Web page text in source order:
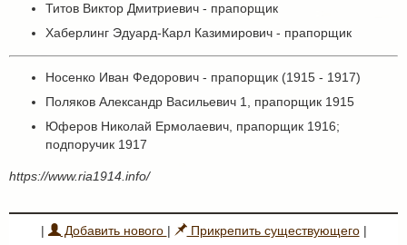
Титов Виктор Дмитриевич - прапорщик
Хаберлинг Эдуард-Карл Казимирович - прапорщик
Носенко Иван Федорович - прапорщик (1915 - 1917)
Поляков Александр Васильевич 1, прапорщик 1915
Юферов Николай Ермолаевич, прапорщик 1916;
подпоручик 1917
https://www.ria1914.info/
| Добавить нового | Прикрепить существующего|